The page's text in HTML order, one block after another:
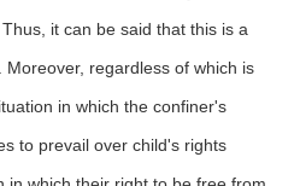
it can be said that this is a
regardless of which is
in which the confiner's
to prevail over child's rights